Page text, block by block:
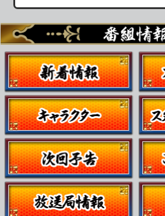
(C)SUNRISE/BANDAI, NAS, TV TOKYO
あにてれTOPへ